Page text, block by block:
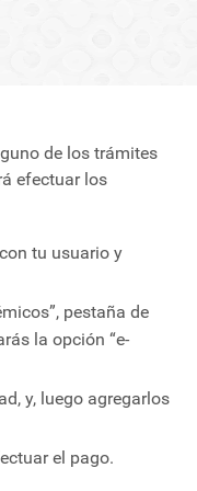
de los trámites
efectuar los
tu usuario y
pestaña de
la opción “e-
y, luego agregarlos
el pago.